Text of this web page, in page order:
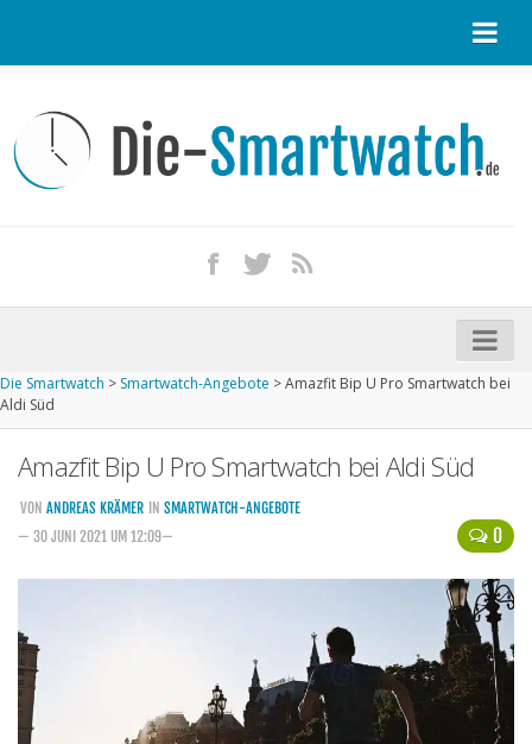
Kontakt / Tipp geben
Impressum
iPhone kaufen
Startseite
Kommende Smartwatches
Marken und Modelle
Handytarife
Smartphonetarife
Datentarife
Die Smartwatch > Smartwatch-Angebote >Amazfit Bip U Pro Smartwatch bei
Aldi Süd
Amazfit Bip U Pro Smartwatch bei Aldi Süd
0
VON ANDREAS KRÄMER IN SMARTWATCH-ANGEBOTE
— 30 JUNI 2021 UM 12:09—